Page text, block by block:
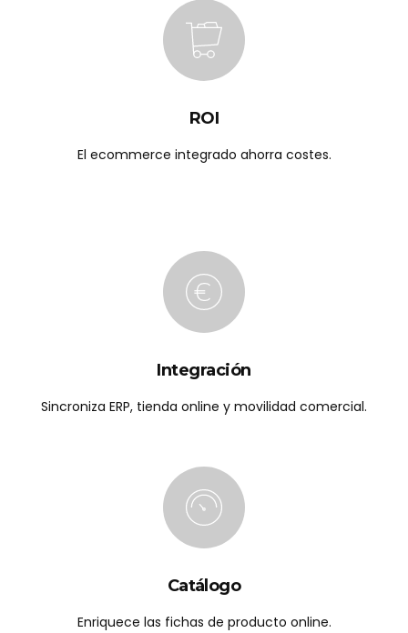
ROI
El ecommerce integrado ahorra costes.
Integración
Sincroniza ERP, tienda online y movilidad comercial.
Catálogo
Enriquece las fichas de producto online.